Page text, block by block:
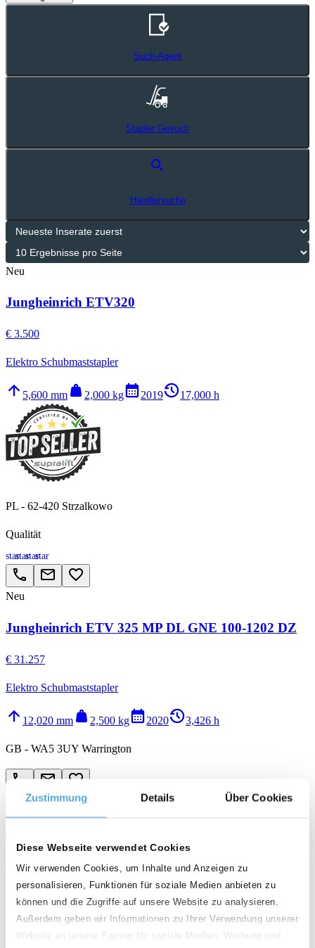
Zustimmung Details Über Cookies
Diese Webseite verwendet Cookies
Wir verwenden Cookies, um Inhalte und Anzeigen zu
personalisieren, Funktionen für soziale Medien anbieten zu
können und die Zugriffe auf unsere Website zu analysieren.
Außerdem geben wir Informationen zu Ihrer Verwendung unserer
Website an unsere Partner für soziale Medien, Werbung und
Such-Agent
Stapler Gesuch
search
Händlersuche
Neu
Jungheinrich ETV320
€ 3.500
Elektro Schubmaststapler
arrow_upward 5,600 mm weight 2,000 kgcalendar_month2019history_217,000 h
PL - 62-420 Strzalkowo
Qualität
starstarstarstar
call email favorite_border
Neu
Jungheinrich ETV 325 MP DL GNE 100-1202 DZ
€ 31.257
Elektro Schubmaststapler
arrow_upward 12,020 mm weight 2,500 kgcalendar_month2020history_23,426 h
GB - WA5 3UY Warrington
call email favorite_border
€ 16.425
Elektro Schubmaststapler
arrow_upward8,300 mmweight1,600 kgcalendar_month2020history_23,464 h